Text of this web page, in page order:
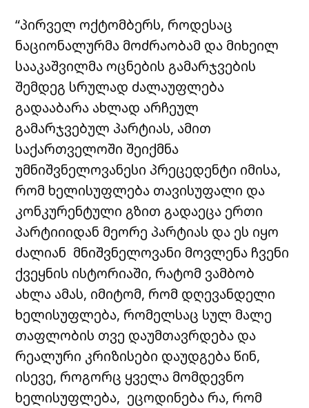
“პირველ ოქტომბერს, როდესაც
ნაციონალურმა მოძრაობამ და მიხეილ
სააკაშვილმა ოცნების გამარჯვების
შემდეგ სრულად ძალაუფლება
გადააბარა ახლად არჩეულ
გამარჯვებულ პარტიას, ამით
საქართველოში შეიქმნა
უმნიშვნელოვანესი პრეცედენტი იმისა,
რომ ხელისუფლება თავისუფალი და
კონკურენტული გზით გადაეცა ერთი
პარტიიიდან მეორე პარტიას და ეს იყო
ძალიან მნიშვნელოვანი მოვლენა ჩვენი
ქვეყნის ისტორიაში, რატომ ვამბობ
ახლა ამას, იმიტომ, რომ დღევანდელი
ხელისუფლება, რომელსაც სულ მალე
თაფლობის თვე დაუმთავრდება და
რეალური კრიზისები დაუდგება წინ,
ისევე, როგორც ყველა მომდევნო
ხელისუფლება, ეცოდინება რა, რომ